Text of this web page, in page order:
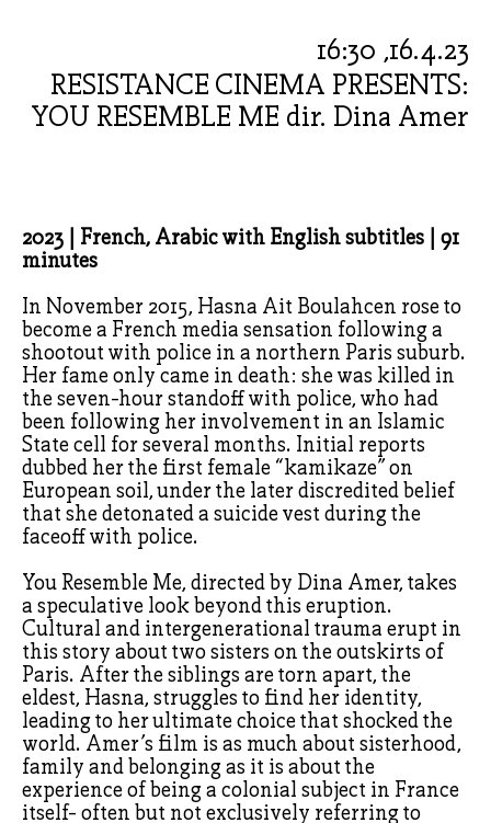
RESISTANCE CINEMA PRESENTS:
YOU RESEMBLE ME dir. Dina Amer
16.4.23, 16:30
2023 | French, Arabic with English subtitles | 91
minutes
In November 2015, Hasna Ait Boulahcen rose to
become a French media sensation following a
shootout with police in a northern Paris suburb.
Her fame only came in death: she was killed in
the seven-hour standoff with police, who had
been following her involvement in an Islamic
State cell for several months. Initial reports
dubbed her the first female “kamikaze” on
European soil, under the later discredited belief
that she detonated a suicide vest during the
faceoff with police.
You Resemble Me, directed by Dina Amer, takes
a speculative look beyond this eruption.
Cultural and intergenerational trauma erupt in
this story about two sisters on the outskirts of
Paris. After the siblings are torn apart, the
eldest, Hasna, struggles to find her identity,
leading to her ultimate choice that shocked the
world. Amer’s film is as much about sisterhood,
family and belonging as it is about the
experience of being a colonial subject in France
itself- often but not exclusively referring to